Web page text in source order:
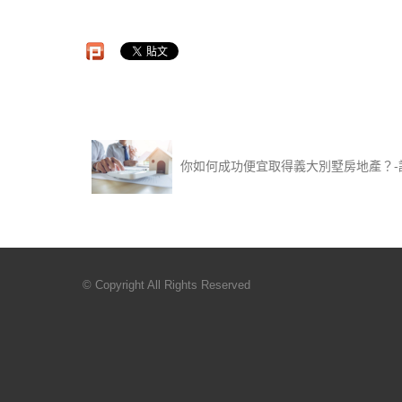
你如何成功便宜取得義大別墅房地產？-
© Copyright All Rights Reserved